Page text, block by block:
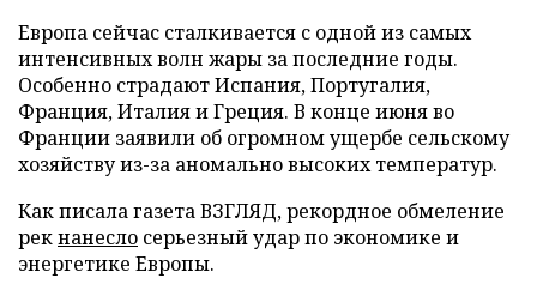
Европа сейчас сталкивается с одной из самых
интенсивных волн жары за последние годы.
Особенно страдают Испания, Португалия,
Франция, Италия и Греция. В конце июня во
Франции заявили об огромном ущербе сельскому
хозяйству из-за аномально высоких температур.
Как писала газета ВЗГЛЯД, рекордное обмеление
рекнанесло серьезный удар по экономике и
энергетике Европы.